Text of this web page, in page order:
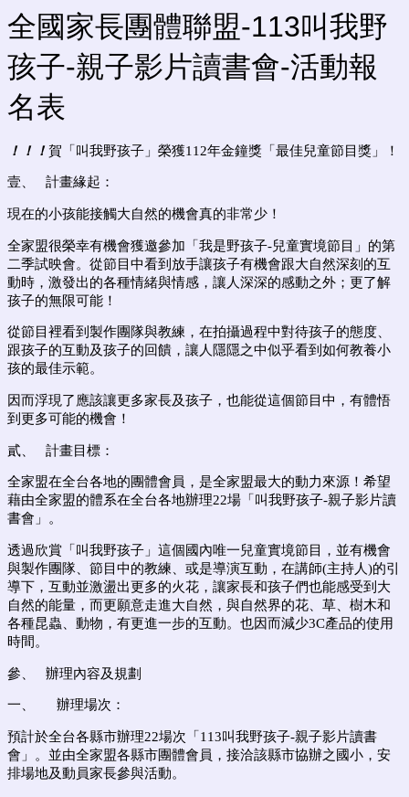
全國家長團體聯盟-113叫我野
孩子-親子影片讀書會-活動報
名表
！！！賀「叫我野孩子」榮獲112年金鐘獎「最佳兒童節目獎」！
壹、 計畫緣起：
現在的小孩能接觸大自然的機會真的非常少！
全家盟很榮幸有機會獲邀參加「我是野孩子-兒童實境節目」的第
二季試映會。從節目中看到放手讓孩子有機會跟大自然深刻的互
動時，激發出的各種情緒與情感，讓人深深的感動之外；更了解
孩子的無限可能！
從節目裡看到製作團隊與教練，在拍攝過程中對待孩子的態度、
跟孩子的互動及孩子的回饋，讓人隱隱之中似乎看到如何教養小
孩的最佳示範。
因而浮現了應該讓更多家長及孩子，也能從這個節目中，有體悟
到更多可能的機會！
貳、 計畫目標：
全家盟在全台各地的團體會員，是全家盟最大的動力來源！希望
藉由全家盟的體系在全台各地辦理22場「叫我野孩子-親子影片讀
書會」。
透過欣賞「叫我野孩子」這個國內唯一兒童實境節目，並有機會
與製作團隊、節目中的教練、或是導演互動，在講師(主持人)的引
導下，互動並激盪出更多的火花，讓家長和孩子們也能感受到大
自然的能量，而更願意走進大自然，與自然界的花、草、樹木和
各種昆蟲、動物，有更進一步的互動。也因而減少3C產品的使用
時間。
參、 辦理內容及規劃
一、 辦理場次：
預計於全台各縣市辦理22場次「113叫我野孩子-親子影片讀書
會」。並由全家盟各縣市團體會員，接洽該縣市協辦之國小，安
排場地及動員家長參與活動。